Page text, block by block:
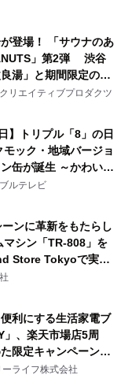
登場！ 「サウナのあ
」第2弾 渋谷
湯」と期間限定のコ
サウナイキタイコラ
定！
リエイティブプロダクツ
】トリプル「8」の日
ック・地域バージョ
缶が誕生 ～かわいい
田の四季と名所を巡
月1日(火)秋田県内で
ルテレビ
ンに革新をもたらし
マシン「TR-808」を
Store Tokyoで実機
キャンペーンを開
NTS」の 特別プログ
ィーチャーしたアニ
～
利にする生活家電ブ
」、楽天市場店5周
限定キャンペーンを
ライフ株式会社